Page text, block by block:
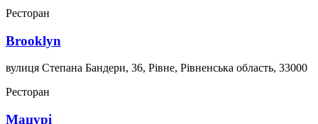
Ресторан
Brooklyn
вулиця Степана Бандери, 36, Рівне, Рівненська область, 33000
Ресторан
Мацурі